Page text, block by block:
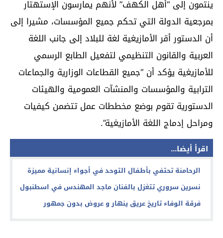
ينتمون إلى “أهل الكهف” لأنهم يمارسون الإستهتار
بمرجعية الدولة التي تحكم جميع المؤسسات، مشيرا إلى
أن الدستور أقر الأمازيغية لغة للبلاد إلى جانب اللغة
العربية والقانون التنظيمي لتفعيل الطابع الرسمي
للأمازيغية يؤكد أن “جميع القطاعات الوزارية والجماعات
الترابية والمؤسسات والمنشآت العمومية والهيئات
الدستورية تقوم بوضع مخططات عمل تتضمن كيفيات
ومراحل إدماج اللغة الأمازيغية”.
اقرأ أيضا...
الرحامنة تحتفي بأطفال التوحد في أجواء إنسانية مميزة
نسرين سروري تتغزل بالفنان ماجد المهندس في اسطنبول
فرقة الوفاء تاريخ عريق ينهار و عروض بدون جمهور